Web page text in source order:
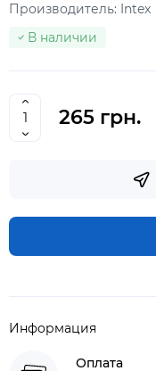
Производитель: Intex
В наличии
265 грн.
Информация
Оплата